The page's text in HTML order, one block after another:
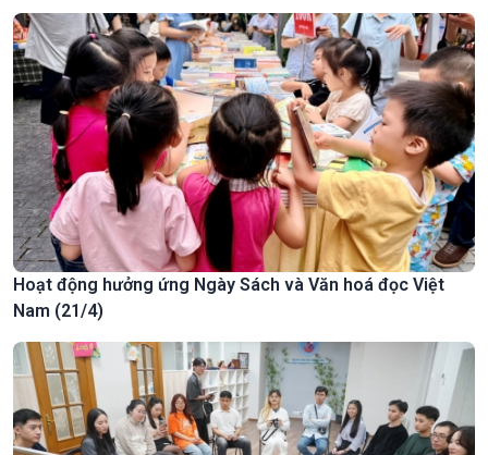
Hoạt động hưởng ứng Ngày Sách và Văn hoá đọc Việt
Nam (21/4)